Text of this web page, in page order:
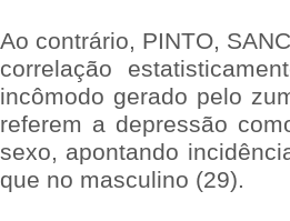
Ao contrário, PINTO,
encontraram correlação
gênero e o incômodo
Esses autores
influência indireta do
maior no sexo feminino